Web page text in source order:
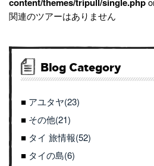
関連のツアーはありません
Blog Category
アユタヤ(23)
その他(21)
タイ 旅情報(52)
タイの島(6)